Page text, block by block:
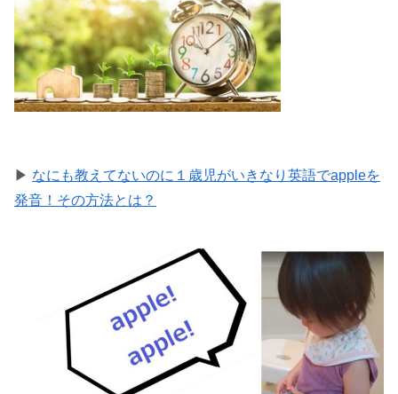
▶ なにも教えてないのに１歳児がいきなり英語でappleを
発音！その方法とは？